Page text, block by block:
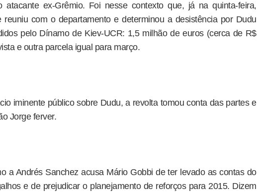
atacante ex-Grêmio. Foi nesse contexto que, já na quinta-feira,
reuniu com o departamento e determinou a desistência por Dudu
pelo Dínamo de Kiev-UCR: 1,5 milhão de euros (cerca de R$
e outra parcela igual para março.
iminente público sobre Dudu, a revolta tomou conta das partes e
Jorge ferver.
a Andrés Sanchez acusa Mário Gobbi de ter levado as contas do
e de prejudicar o planejamento de reforços para 2015. Dizem